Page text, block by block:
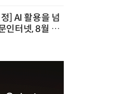
] AI 활용을 넘
인터넷, 8월 실